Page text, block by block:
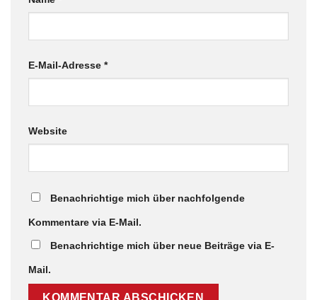
E-Mail-Adresse *
Website
Benachrichtige mich über nachfolgende
Kommentare via E-Mail.
Benachrichtige mich über neue Beiträge via E-
Mail.